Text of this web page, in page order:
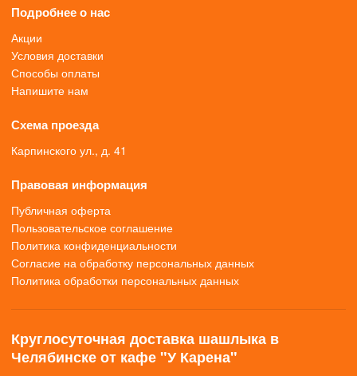
Подробнее о нас
Акции
Условия доставки
Способы оплаты
Напишите нам
Схема проезда
Карпинского ул., д. 41
Правовая информация
Публичная оферта
Пользовательское соглашение
Политика конфиденциальности
Согласие на обработку персональных данных
Политика обработки персональных данных
Круглосуточная доставка шашлыка в
Челябинске от кафе "У Карена"